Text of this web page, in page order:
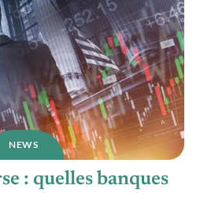
NEWS
: quelles banques